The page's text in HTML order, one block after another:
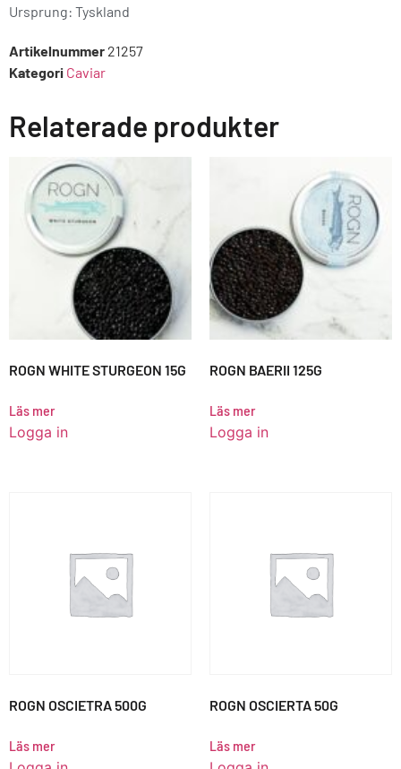
Ursprung: Tyskland
Artikelnummer 21257
Kategori Caviar
Relaterade produkter
ROGN WHITE STURGEON 15G
Läs mer
Logga in
ROGN BAERII 125G
Läs mer
Logga in
ROGN OSCIETRA 500G
Läs mer
ROGN OSCIERTA 50G
Läs mer